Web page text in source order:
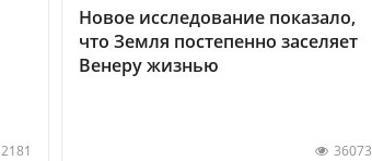
2181
Новое исследование показало,
что Земля постепенно заселяет
Венеру жизнью
36073